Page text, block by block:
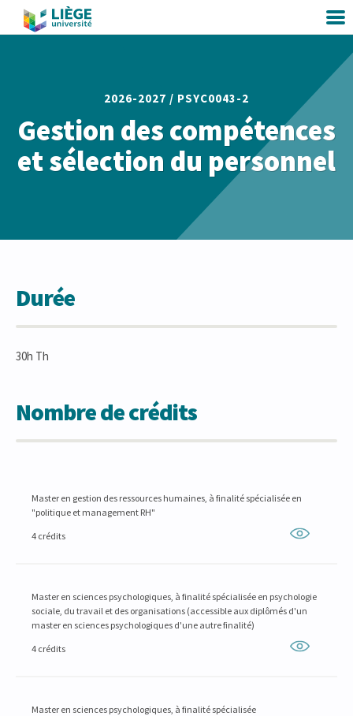
2026-2027 / PSYC0043-2
Gestion des compétences
et sélection du personnel
Durée
30h Th
Nombre de crédits
Master en gestion des ressources humaines, à finalité spécialisée en
"politique et management RH"
4 crédits
Master en sciences psychologiques, à finalité spécialisée en psychologie
sociale, du travail et des organisations (accessible aux diplômés d'un
master en sciences psychologiques d'une autre finalité)
4 crédits
Master en sciences psychologiques, à finalité spécialisée